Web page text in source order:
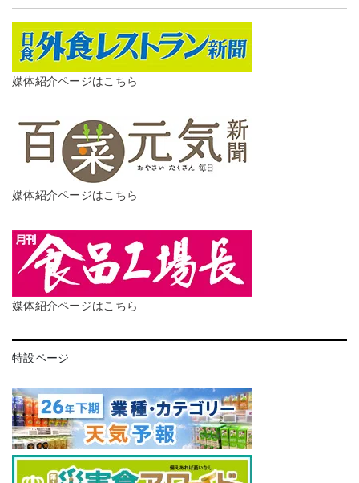
媒体紹介ページはこちら
媒体紹介ページはこちら
媒体紹介ページはこちら
特設ページ